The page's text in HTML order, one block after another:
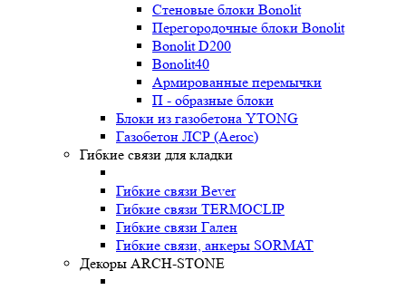
Стеновые блоки Bonolit
Перегородочные блоки Bonolit
Bonolit D200
Bonolit40
Армированные перемычки
П - образные блоки
Блоки из газобетона YTONG
Газобетон ЛСР (Aeroc)
Гибкие связи для кладки
Гибкие связи Bever
Гибкие связи TERMOCLIP
Гибкие связи Гален
Гибкие связи, анкеры SORMAT
Декоры ARCH-STONE